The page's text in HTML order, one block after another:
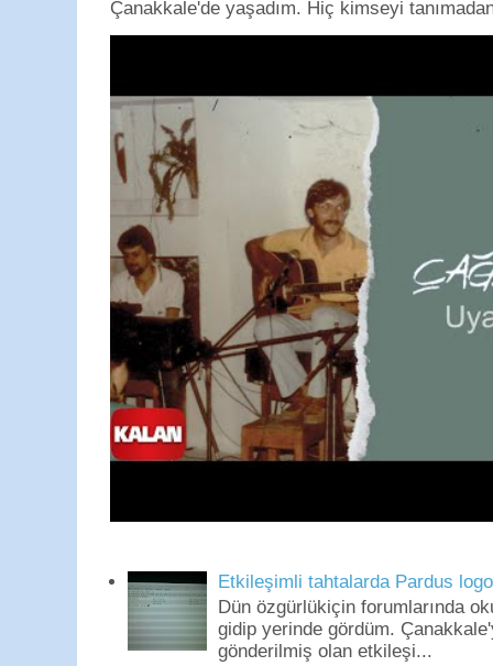
Çanakkale'de yaşadım. Hiç kimseyi
Etkileşimli tahtalarda Pardus
Dün özgürlükiçin forumlarında
gidip yerinde gördüm.
gönderilmiş olan etkileşi...